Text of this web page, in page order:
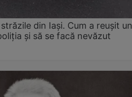
din Iași. Cum a reușit un
și să se facă nevăzut